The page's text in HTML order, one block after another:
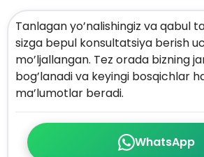
WhatsApp
Tanlagan yo’nalishingiz va qabul
sizga bepul konsultatsiya berish
mo’ljallangan. Tez orada bizning
bog’lanadi va keyingi bosqichlar
ma’lumotlar beradi.